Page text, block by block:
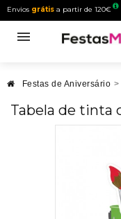
Envios grátis a partir de 120€
Festas de Aniversário >
Tabela de tinta